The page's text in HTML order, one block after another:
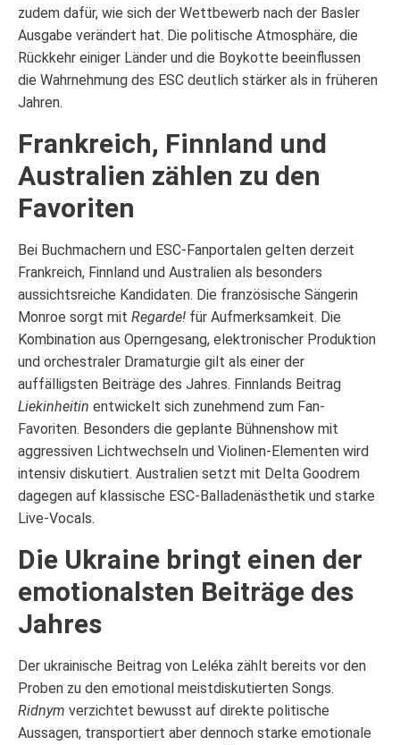
zudem dafür, wie sich der Wettbewerb nach der Basler
Ausgabe verändert hat. Die politische Atmosphäre, die
Rückkehr einiger Länder und die Boykotte beeinflussen
die Wahrnehmung des ESC deutlich stärker als in früheren
Jahren.
Frankreich, Finnland und
Australien zählen zu den
Favoriten
Bei Buchmachern und ESC-Fanportalen gelten derzeit
Frankreich, Finnland und Australien als besonders
aussichtsreiche Kandidaten. Die französische Sängerin
Monroe sorgt mit Regarde! für Aufmerksamkeit. Die
Kombination aus Operngesang, elektronischer Produktion
und orchestraler Dramaturgie gilt als einer der
auffälligsten Beiträge des Jahres. Finnlands Beitrag
Liekinheitin entwickelt sich zunehmend zum Fan-
Favoriten. Besonders die geplante Bühnenshow mit
aggressiven Lichtwechseln und Violinen-Elementen wird
intensiv diskutiert. Australien setzt mit Delta Goodrem
dagegen auf klassische ESC-Balladenästhetik und starke
Live-Vocals.
Die Ukraine bringt einen der
emotionalsten Beiträge des
Jahres
Der ukrainische Beitrag von Leléka zählt bereits vor den
Proben zu den emotional meistdiskutierten Songs.
Ridnym verzichtet bewusst auf direkte politische
Aussagen, transportiert aber dennoch starke emotionale